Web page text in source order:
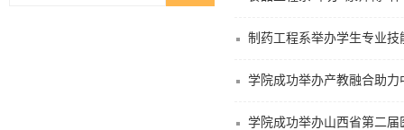
制药工程系举办学生专业
学院成功举办产教融合助
学院成功举办山西省第二